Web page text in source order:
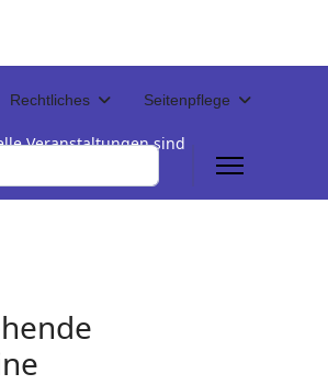
Rechtliches Seitenpflege
Veranstaltungen sind
der Termintabelle